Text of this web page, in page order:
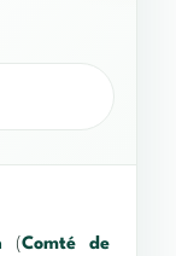
(Comté de